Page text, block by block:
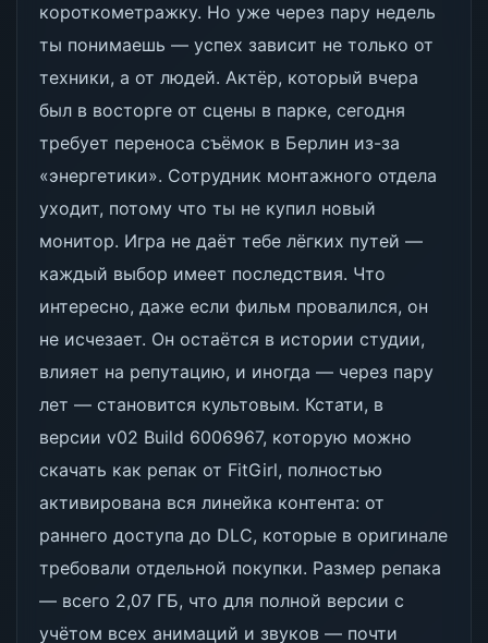
короткометражку. Но уже через пару недель
ты понимаешь — успех зависит не только от
техники, а от людей. Актёр, который вчера
был в восторге от сцены в парке, сегодня
требует переноса съёмок в Берлин из-за
«энергетики». Сотрудник монтажного отдела
уходит, потому что ты не купил новый
монитор. Игра не даёт тебе лёгких путей —
каждый выбор имеет последствия. Что
интересно, даже если фильм провалился, он
не исчезает. Он остаётся в истории студии,
влияет на репутацию, и иногда — через пару
лет — становится культовым. Кстати, в
версии v02 Build 6006967, которую можно
скачать как репак от FitGirl, полностью
активирована вся линейка контента: от
раннего доступа до DLC, которые в оригинале
требовали отдельной покупки. Размер репака
— всего 2,07 ГБ, что для полной версии с
учётом всех анимаций и звуков — почти